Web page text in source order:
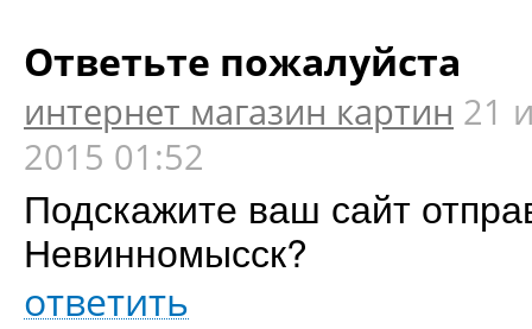
Ответьте пожалуйста
интернет магазин картин 21
2015 01:52
Подскажите ваш сайт
Невинномысск?
ответить